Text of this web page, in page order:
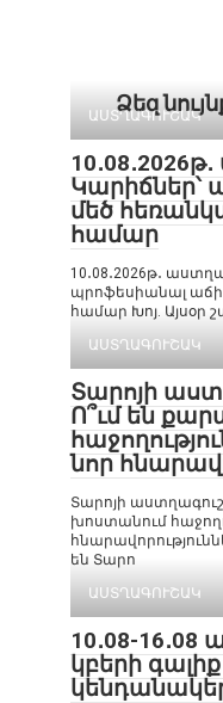
Ձեզ
ԱՍՏՂԱԳՈՒՇԱԿ
Կարիճներ՝
մեծ
համար
10․08․2026թ․
պրոֆեսիանալ աճի
համար Խոյ. Այսօր
ԱՍՏՂԱԳՈՒՇԱԿ
Տարոյի
Ո՞ւմ են
նոր
Տարոյի
խոստանում
են Տարո
ԱՍՏՂԱԳՈՒՇԱԿ
10․08-16․08
կբերի